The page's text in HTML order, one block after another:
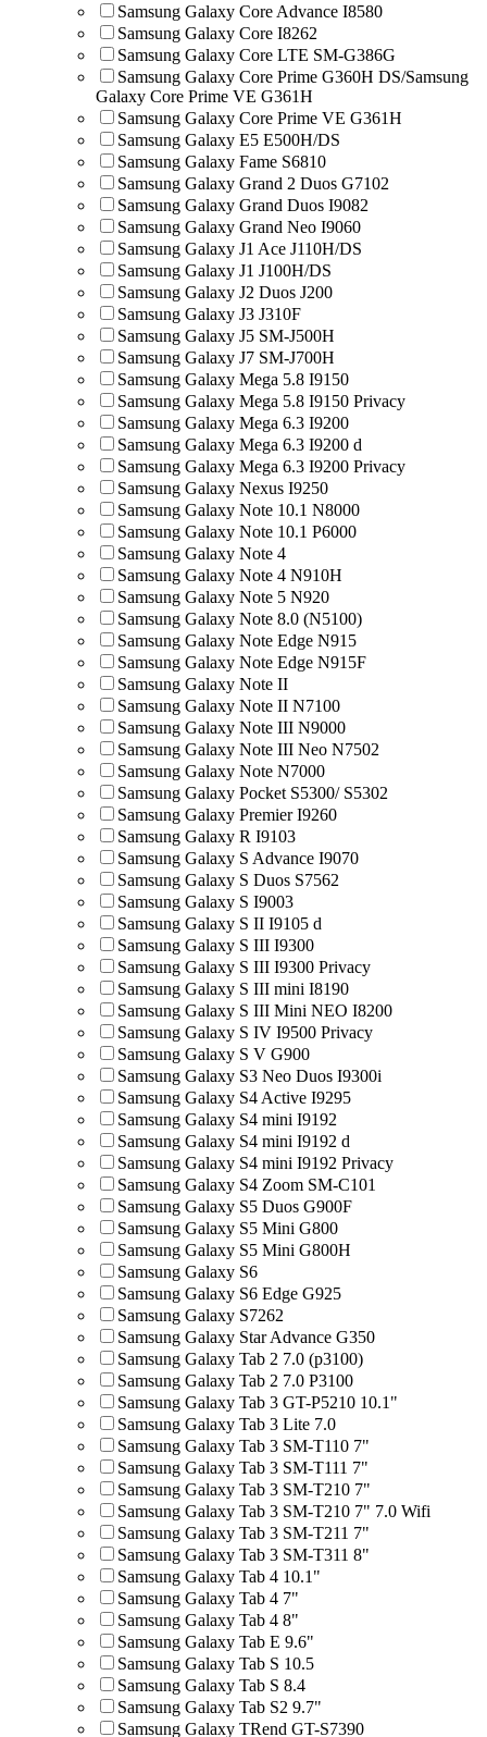
Samsung Galaxy Core Advance I8580
Samsung Galaxy Core I8262
Samsung Galaxy Core LTE SM-G386G
Samsung Galaxy Core Prime G360H DS/Samsung
Galaxy Core Prime VE G361H
Samsung Galaxy Core Prime VE G361H
Samsung Galaxy E5 E500H/DS
Samsung Galaxy Fame S6810
Samsung Galaxy Grand 2 Duos G7102
Samsung Galaxy Grand Duos I9082
Samsung Galaxy Grand Neo I9060
Samsung Galaxy J1 Ace J110H/DS
Samsung Galaxy J1 J100H/DS
Samsung Galaxy J2 Duos J200
Samsung Galaxy J3 J310F
Samsung Galaxy J5 SM-J500H
Samsung Galaxy J7 SM-J700H
Samsung Galaxy Mega 5.8 I9150
Samsung Galaxy Mega 5.8 I9150 Privacy
Samsung Galaxy Mega 6.3 I9200
Samsung Galaxy Mega 6.3 I9200 d
Samsung Galaxy Mega 6.3 I9200 Privacy
Samsung Galaxy Nexus I9250
Samsung Galaxy Note 10.1 N8000
Samsung Galaxy Note 10.1 P6000
Samsung Galaxy Note 4
Samsung Galaxy Note 4 N910H
Samsung Galaxy Note 5 N920
Samsung Galaxy Note 8.0 (N5100)
Samsung Galaxy Note Edge N915
Samsung Galaxy Note Edge N915F
Samsung Galaxy Note II
Samsung Galaxy Note II N7100
Samsung Galaxy Note III N9000
Samsung Galaxy Note III Neo N7502
Samsung Galaxy Note N7000
Samsung Galaxy Pocket S5300/ S5302
Samsung Galaxy Premier I9260
Samsung Galaxy R I9103
Samsung Galaxy S Advance I9070
Samsung Galaxy S Duos S7562
Samsung Galaxy S I9003
Samsung Galaxy S II I9105 d
Samsung Galaxy S III I9300
Samsung Galaxy S III I9300 Privacy
Samsung Galaxy S III mini I8190
Samsung Galaxy S III Mini NEO I8200
Samsung Galaxy S IV I9500 Privacy
Samsung Galaxy S V G900
Samsung Galaxy S3 Neo Duos I9300i
Samsung Galaxy S4 Active I9295
Samsung Galaxy S4 mini I9192
Samsung Galaxy S4 mini I9192 d
Samsung Galaxy S4 mini I9192 Privacy
Samsung Galaxy S4 Zoom SM-C101
Samsung Galaxy S5 Duos G900F
Samsung Galaxy S5 Mini G800
Samsung Galaxy S5 Mini G800H
Samsung Galaxy S6
Samsung Galaxy S6 Edge G925
Samsung Galaxy S7262
Samsung Galaxy Star Advance G350
Samsung Galaxy Tab 2 7.0 (p3100)
Samsung Galaxy Tab 2 7.0 P3100
Samsung Galaxy Tab 3 GT-P5210 10.1"
Samsung Galaxy Tab 3 Lite 7.0
Samsung Galaxy Tab 3 SM-T110 7"
Samsung Galaxy Tab 3 SM-T111 7"
Samsung Galaxy Tab 3 SM-T210 7"
Samsung Galaxy Tab 3 SM-T210 7" 7.0 Wifi
Samsung Galaxy Tab 3 SM-T211 7"
Samsung Galaxy Tab 3 SM-T311 8"
Samsung Galaxy Tab 4 10.1"
Samsung Galaxy Tab 4 7"
Samsung Galaxy Tab 4 8"
Samsung Galaxy Tab E 9.6"
Samsung Galaxy Tab S 10.5
Samsung Galaxy Tab S 8.4
Samsung Galaxy Tab S2 9.7"
Samsung Galaxy TRend GT-S7390